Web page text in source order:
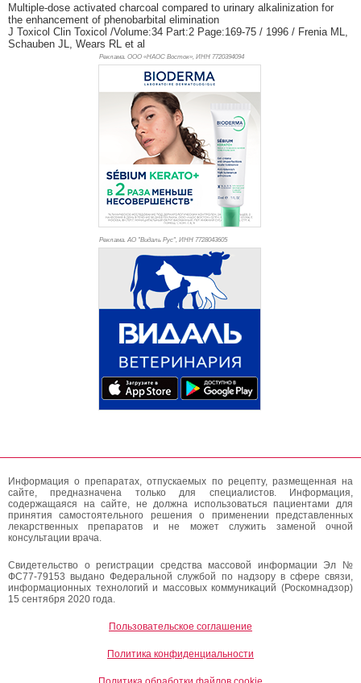
Multiple-dose activated charcoal compared to urinary alkalinization for
the enhancement of phenobarbital elimination
J Toxicol Clin Toxicol /Volume:34 Part:2 Page:169-75 / 1996 / Frenia ML,
Schauben JL, Wears RL et al
Реклама. ООО «НАОС Восток», ИНН 7720394094
Реклама. АО "Видаль Рус", ИНН 7728043605
Информация о препаратах, отпускаемых по рецепту, размещенная на
сайте, предназначена только для специалистов. Информация,
содержащаяся на сайте, не должна использоваться пациентами для
принятия самостоятельного решения о применении представленных
лекарственных препаратов и не может служить заменой очной
консультации врача.
Свидетельство о регистрации средства массовой информации Эл №
ФС77-79153 выдано Федеральной службой по надзору в сфере связи,
информационных технологий и массовых коммуникаций (Роскомнадзор)
15 сентября 2020 года.
Пользовательское соглашение
Политика конфиденциальности